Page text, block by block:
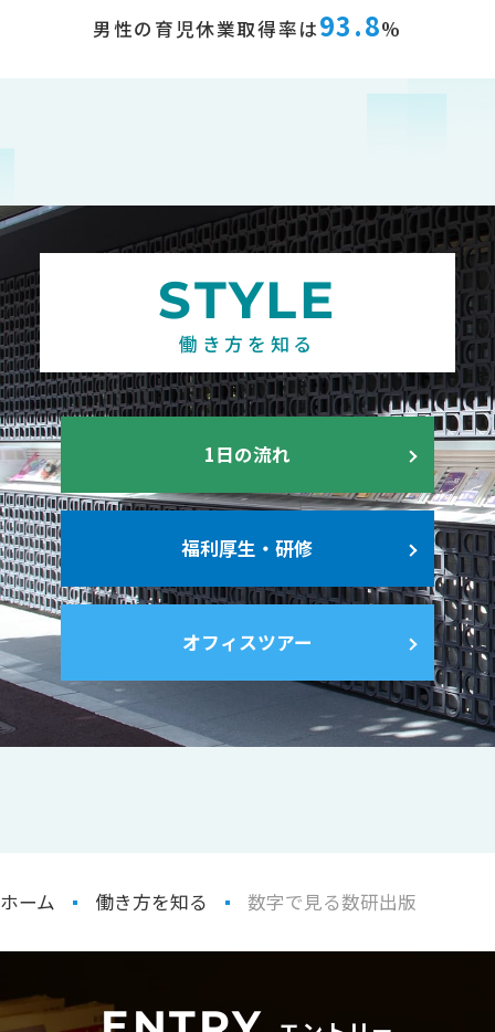
男性の育児休業取得率は93.8%
STYLE
働き方を知る
1日の流れ
福利厚生・研修
オフィスツアー
ホーム 働き方を知る 数字で見る数研出版